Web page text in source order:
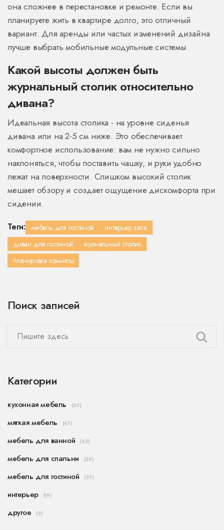
она сложнее в перестановке и ремонте. Если вы
планируете жить в квартире долго, это отличный
вариант. Для аренды или частых изменений дизайна
лучше выбрать мобильные модульные системы.
Какой высоты должен быть
журнальный столик относительно
дивана?
Идеальная высота столика - на уровне сиденья
дивана или на 2-5 см ниже. Это обеспечивает
комфортное использование: вам не нужно сильно
наклоняться, чтобы поставить чашку, и руки удобно
лежат на поверхности. Слишком высокий столик
мешает обзору и создает ощущение дискомфорта при
сидении.
Теги: мебель для гостиной
интерьер зала
диван для гостиной
журнальный столик
планировка комнаты
Поиск записей
Категории
кухонная мебель (63)
мягкая мебель (47)
мебель для ванной (42)
мебель для спальни (39)
мебель для гостиной (37)
интерьер (19)
другое (2)